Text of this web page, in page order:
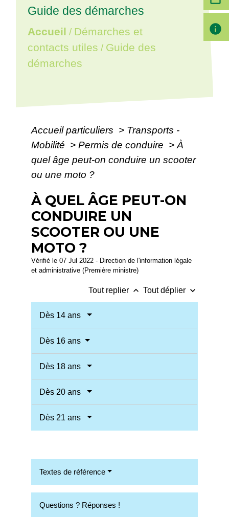
Guide des démarches
Accueil / Démarches et
contacts utiles / Guide des
démarches
Accueil particuliers > Transports -
Mobilité > Permis de conduire > À
quel âge peut-on conduire un scooter
ou une moto ?
À QUEL ÂGE PEUT-ON
CONDUIRE UN
SCOOTER OU UNE
MOTO ?
Vérifié le 07 Jul 2022 - Direction de l'information légale
et administrative (Première ministre)
Tout replier keyboard_arrow_up Tout déplier keyboard_arrow_down
Dès 14 ans
Dès 16 ans
Dès 18 ans
Dès 20 ans
Dès 21 ans
Textes de référence
Questions ? Réponses !
info